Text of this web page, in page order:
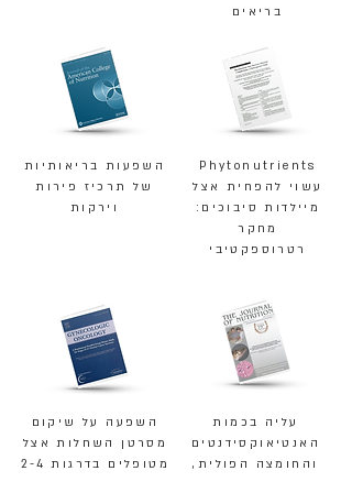
עליה בכמות
האנטיאוקסידנטים
והחומצה הפולית,
השפעה על שיקום
מסרטן השחלות אצל
מטופלים בדרגות 2-4
בריאים
השפעות בריאותיות
של תרכיז פירות
וירקות
Phytonutrients
עשוי להפחית אצל
מיילדות סיבוכים:
מחקר
רטרוספקטיבי